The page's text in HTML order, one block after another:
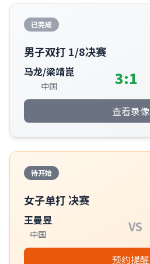
已完成
男子双打 1/8决赛
马龙/梁靖崑
中国 3:1
查看录像
待开始
女子单打 决赛
王曼昱
中国 VS
预约提醒